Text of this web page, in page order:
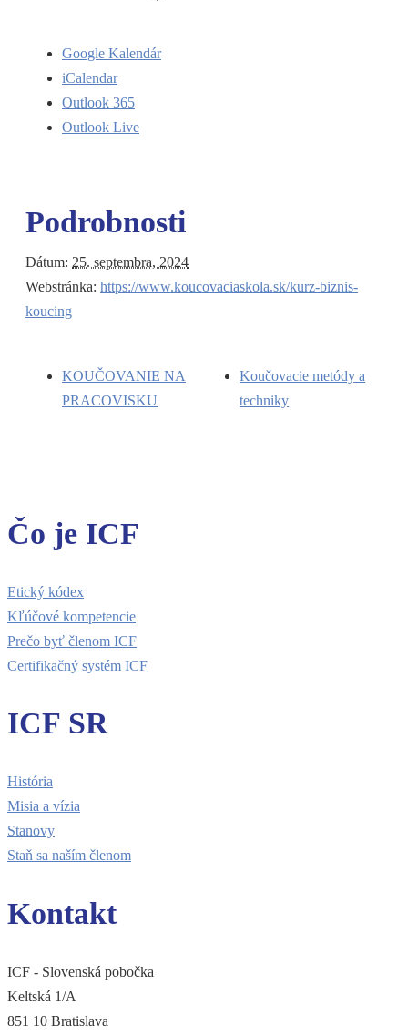
Google Kalendár
iCalendar
Outlook 365
Outlook Live
Podrobnosti
Dátum: 25. septembra, 2024
Webstránka: https://www.koucovaciaskola.sk/kurz-biznis-
koucing
KOUČOVANIE NA
PRACOVISKU
Koučovacie metódy a
techniky
Čo je ICF
Etický kódex
Kľúčové kompetencie
Prečo byť členom ICF
Certifikačný systém ICF
ICF SR
História
Misia a vízia
Stanovy
Staň sa naším členom
Kontakt
ICF - Slovenská pobočka
Keltská 1/A
851 10 Bratislava